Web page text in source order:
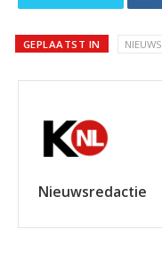
GEPLAATST IN NIEUWS
Nieuwsredactie